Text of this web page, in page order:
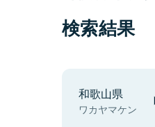
検索結果
和歌山県
ワカヤマケン